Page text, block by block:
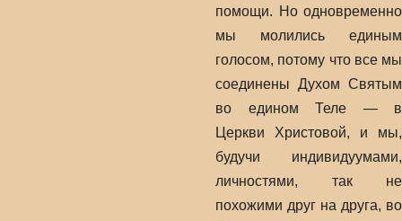
помощи. Но одновременно
мы молились единым
голосом, потому что все мы
соединены Духом Святым
во едином Теле — в
Церкви Христовой, и мы,
будучи индивидуумами,
личностями, так не
похожими друг на друга, во